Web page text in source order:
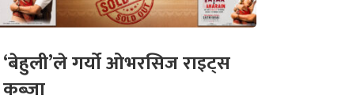
‘बेहुली’ले गर्यो ओभरसिज राइट्स
कब्जा